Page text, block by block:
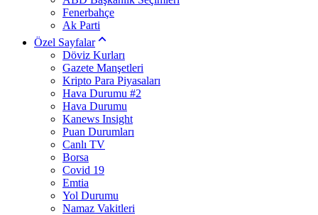
Fenerbahçe
Ak Parti
Özel Sayfalar
Döviz Kurları
Gazete Manşetleri
Kripto Para Piyasaları
Hava Durumu #2
Hava Durumu
Kanews Insight
Puan Durumları
Canlı TV
Borsa
Covid 19
Emtia
Yol Durumu
Namaz Vakitleri